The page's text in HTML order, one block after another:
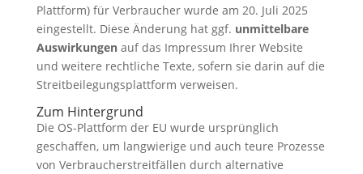
Plattform) für Verbraucher wurde am 20. Juli 2025
eingestellt. Diese Änderung hat ggf. unmittelbare
Auswirkungenauf das Impressum Ihrer Website
und weitere rechtliche Texte, sofern sie darin auf die
Streitbeilegungsplattform verweisen.
Zum Hintergrund
Die OS-Plattform der EU wurde ursprünglich
geschaffen, um langwierige und auch teure Prozesse
von Verbraucherstreitfällen durch alternative